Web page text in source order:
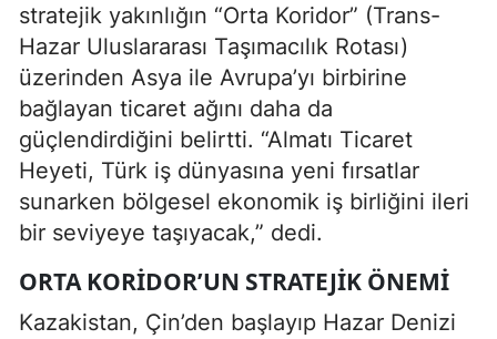
stratejik yakınlığın “Orta Koridor” (Trans-
Hazar Uluslararası Taşımacılık Rotası)
üzerinden Asya ile Avrupa’yı birbirine
bağlayan ticaret ağını daha da
güçlendirdiğini belirtti. “Almatı Ticaret
Heyeti, Türk iş dünyasına yeni fırsatlar
sunarken bölgesel ekonomik iş birliğini ileri
bir seviyeye taşıyacak,” dedi.
ORTA KORIDOR’UN STRATEJIK ÖNEMI
Kazakistan, Çin’den başlayıp Hazar Denizi